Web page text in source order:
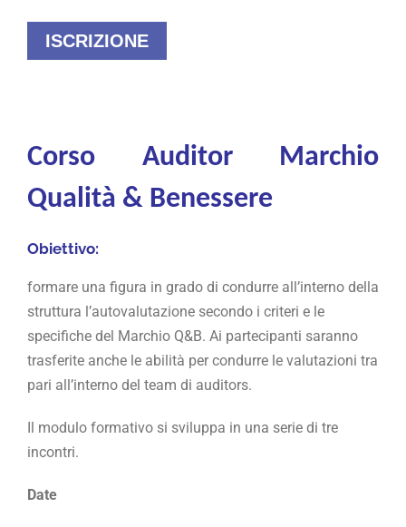
ISCRIZIONE
Corso Auditor Marchio
Qualità & Benessere
Obiettivo:
formare una figura in grado di condurre all’interno della
struttura l’autovalutazione secondo i criteri e le
specifiche del Marchio Q&B. Ai partecipanti saranno
trasferite anche le abilità per condurre le valutazioni tra
pari all’interno del team di auditors.
Il modulo formativo si sviluppa in una serie di tre
incontri.
Date